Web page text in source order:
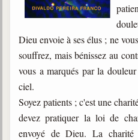
Les Illustrés
Vidéos courtes de Divaldo
Liens spirites
Centres spirites
France
Dieu envoie à ses élus ; ne
souffrez, mais bénissez au
vous a marqués par la
ciel.
Soyez patients ; c'est une
devez pratiquer la loi de
envoyé de Dieu. La charité